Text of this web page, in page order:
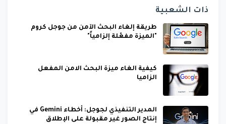
ذات الشعبية
طريقة إلغاء البحث الآمن من جوجل كروم
"الميزة مفعّلة إلزامياً"
كيفية الغاء ميزة البحث الامن المفعل
الزاميا
المدير التنفيذي لجوجل: أخطاء Gemini في
إنتاج الصور غير مقبولة على الإطلاق